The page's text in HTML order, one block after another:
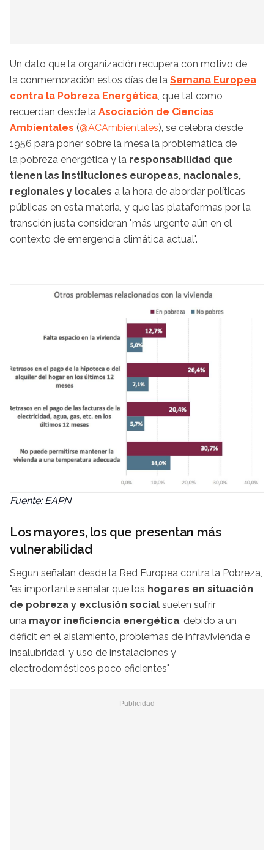
Un dato que la organización recupera con motivo de
la conmemoración estos días de la Semana Europea
contra la Pobreza Energética, que tal como
recuerdan desde la Asociación de Ciencias
Ambientales (@ACAmbientales), se celebra desde
1956 para poner sobre la mesa la problemática de
la pobreza energética y la responsabilidad que
tienen las instituciones europeas, nacionales,
regionales y locales a la hora de abordar políticas
públicas en esta materia, y que las plataformas por la
transción justa consideran "más urgente aún en el
contexto de emergencia climática actual".
Fuente: EAPN
Los mayores, los que presentan más
vulnerabilidad
Segun señalan desde la Red Europea contra la Pobreza,
"es importante señalar que los hogares en situación
de pobreza y exclusión social suelen sufrir
una mayor ineficiencia energética, debido a un
déficit en el aislamiento, problemas de infravivienda e
insalubridad, y uso de instalaciones y
electrodomésticos poco eficientes"